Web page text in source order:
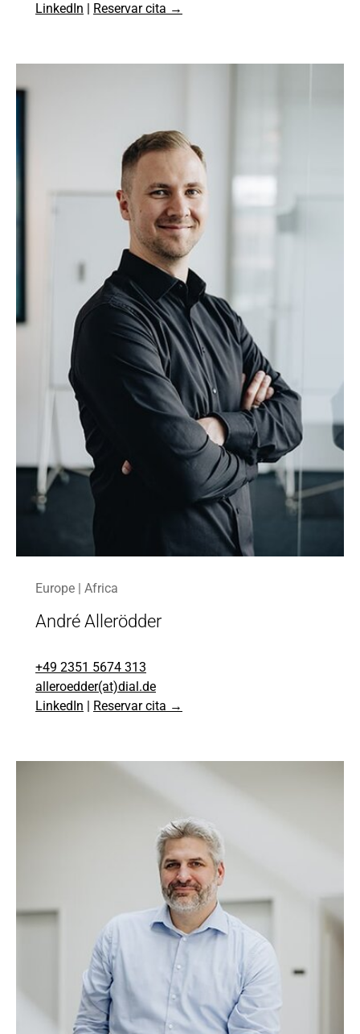
LinkedIn | Reservar cita →
Europe | Africa
André Allerödder
+49 2351 5674 313
alleroedder(at)dial.de
LinkedIn | Reservar cita →